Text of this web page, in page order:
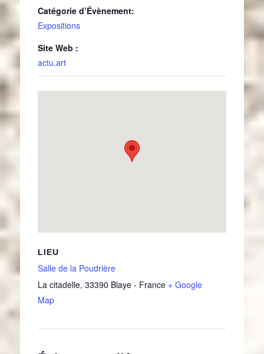
Catégorie d’Évènement:
Expositions
Site Web :
actu.art
LIEU
Salle de la Poudrière
La citadelle, 33390 Blaye - France + Google
Map